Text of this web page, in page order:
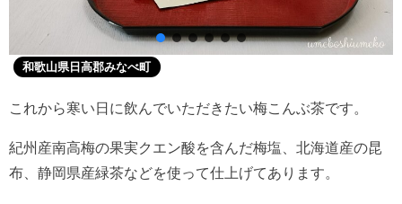
和歌山県日高郡みなべ町
これから寒い日に飲んでいただきたい梅こんぶ茶です。
紀州産南高梅の果実クエン酸を含んだ梅塩、北海道産の昆
布、静岡県産緑茶などを使って仕上げてあります。